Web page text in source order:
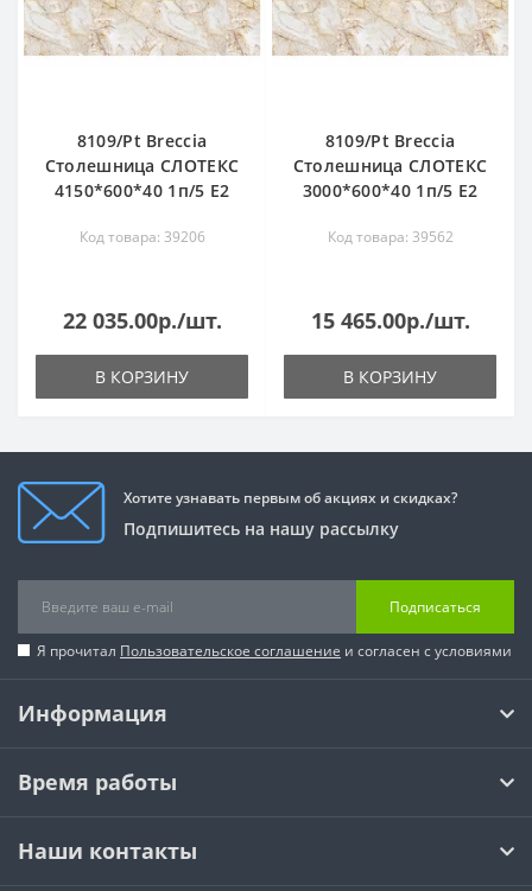
8109/Pt Breccia
Столешница СЛОТЕКС
4150*600*40 1п/5 Е2
Код товара: 39206
22 035.00р./шт.
В КОРЗИНУ
8109/Pt Breccia
Столешница СЛОТЕКС
3000*600*40 1п/5 Е2
Код товара: 39562
15 465.00р./шт.
В КОРЗИНУ
Хотите узнавать первым об акциях и скидках?
Подпишитесь на нашу рассылку
Подписаться
Я прочитал Пользовательское соглашение и согласен с условиями
Информация
Время работы
Наши контакты